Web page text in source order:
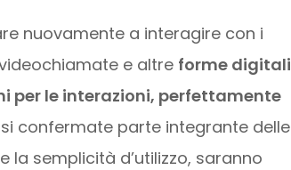
nuovamente a interagire con i
e altre forme digitali
per le interazioni, perfettamente
confermate parte integrante delle
la semplicità d’utilizzo, saranno